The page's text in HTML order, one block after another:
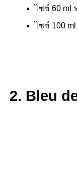
ไซซ์ 60 ml
ไซซ์ 100
2. Bleu